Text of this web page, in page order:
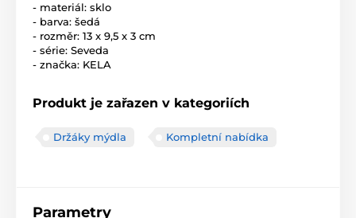
- materiál: sklo
- barva: šedá
- rozměr: 13 x 9,5 x 3 cm
- série: Seveda
- značka: KELA
Produkt je zařazen v kategoriích
Držáky mýdla Kompletní nabídka
Parametry